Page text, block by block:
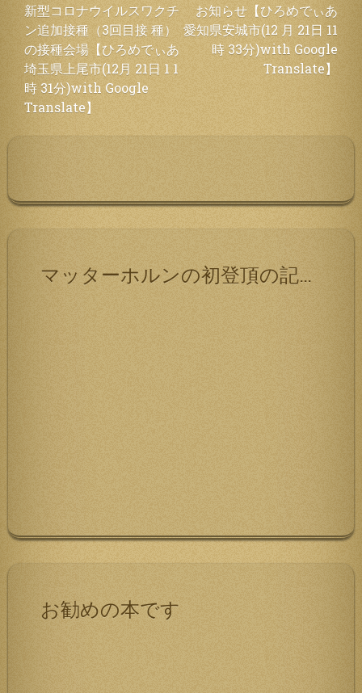
投
稿
ナ
ビ
ゲ
新型コロナウイルスワクチ
ン追加接種（3回目接 種）
の接種会場【ひろめでぃあ
埼玉県上尾市(12月 21日 1 1
時 31分)with Google
Translate】
お知らせ【ひろめでぃあ
愛知県安城市(12 月 21日 11
時 33分)with Google
Translate】
マッターホルンの初登頂の記録です
お勧めの本です